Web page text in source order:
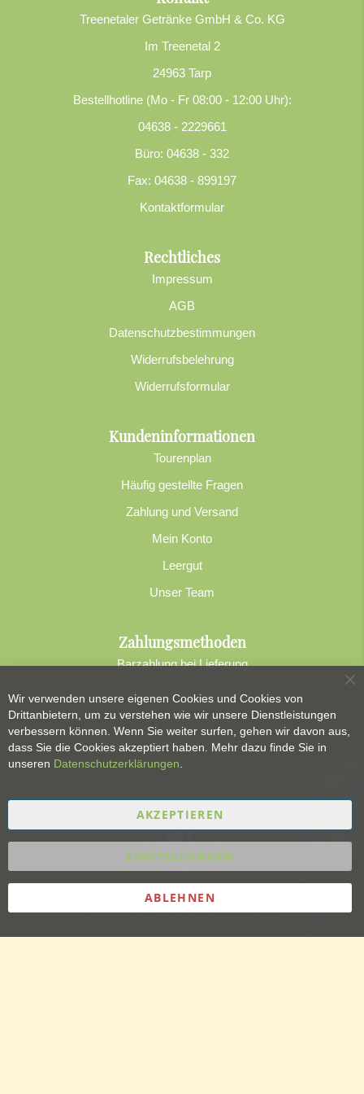
Treenetaler Getränke GmbH & Co. KG
Im Treenetal 2
24963 Tarp
Bestellhotline (Mo - Fr 08:00 - 12:00 Uhr):
04638 - 2229661
Büro: 04638 - 332
Fax: 04638 - 899197
Kontaktformular
Rechtliches
Impressum
AGB
Datenschutzbestimmungen
Widerrufsbelehrung
Widerrufsformular
Kundeninformationen
Tourenplan
Häufig gestellte Fragen
Zahlung und Versand
Mein Konto
Leergut
Unser Team
Zahlungsmethoden
Barzahlung bei Lieferung
Banküberweisung
Sepa-Lastschrift-Formular
Wir verwenden unsere eigenen Cookies und Cookies von
Drittanbietern, um zu verstehen wie wir unsere Dienstleistungen
verbessern können. Wenn Sie weiter surfen, gehen wir davon aus,
dass Sie die Cookies akzeptiert haben. Mehr dazu finde Sie in
unseren Datenschutzerklärungen
AKZEPTIEREN
EINSTELLUNGEN
ABLEHNEN